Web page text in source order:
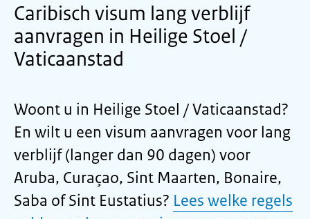
Caribisch visum lang verblijf
aanvragen in Heilige Stoel /
Vaticaanstad
Woont u in Heilige Stoel / Vaticaanstad?
En wilt u een visum aanvragen voor lang
verblijf (langer dan 90 dagen) voor
Aruba, Curaçao, Sint Maarten, Bonaire,
Saba of Sint Eustatius? Lees welke regels